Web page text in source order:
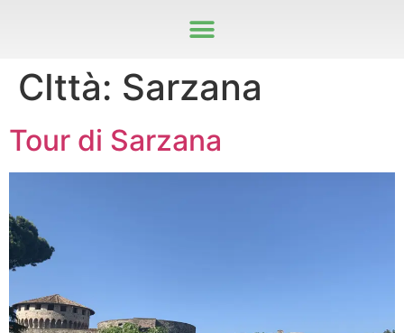
CIttà: Sarzana
Tour di Sarzana